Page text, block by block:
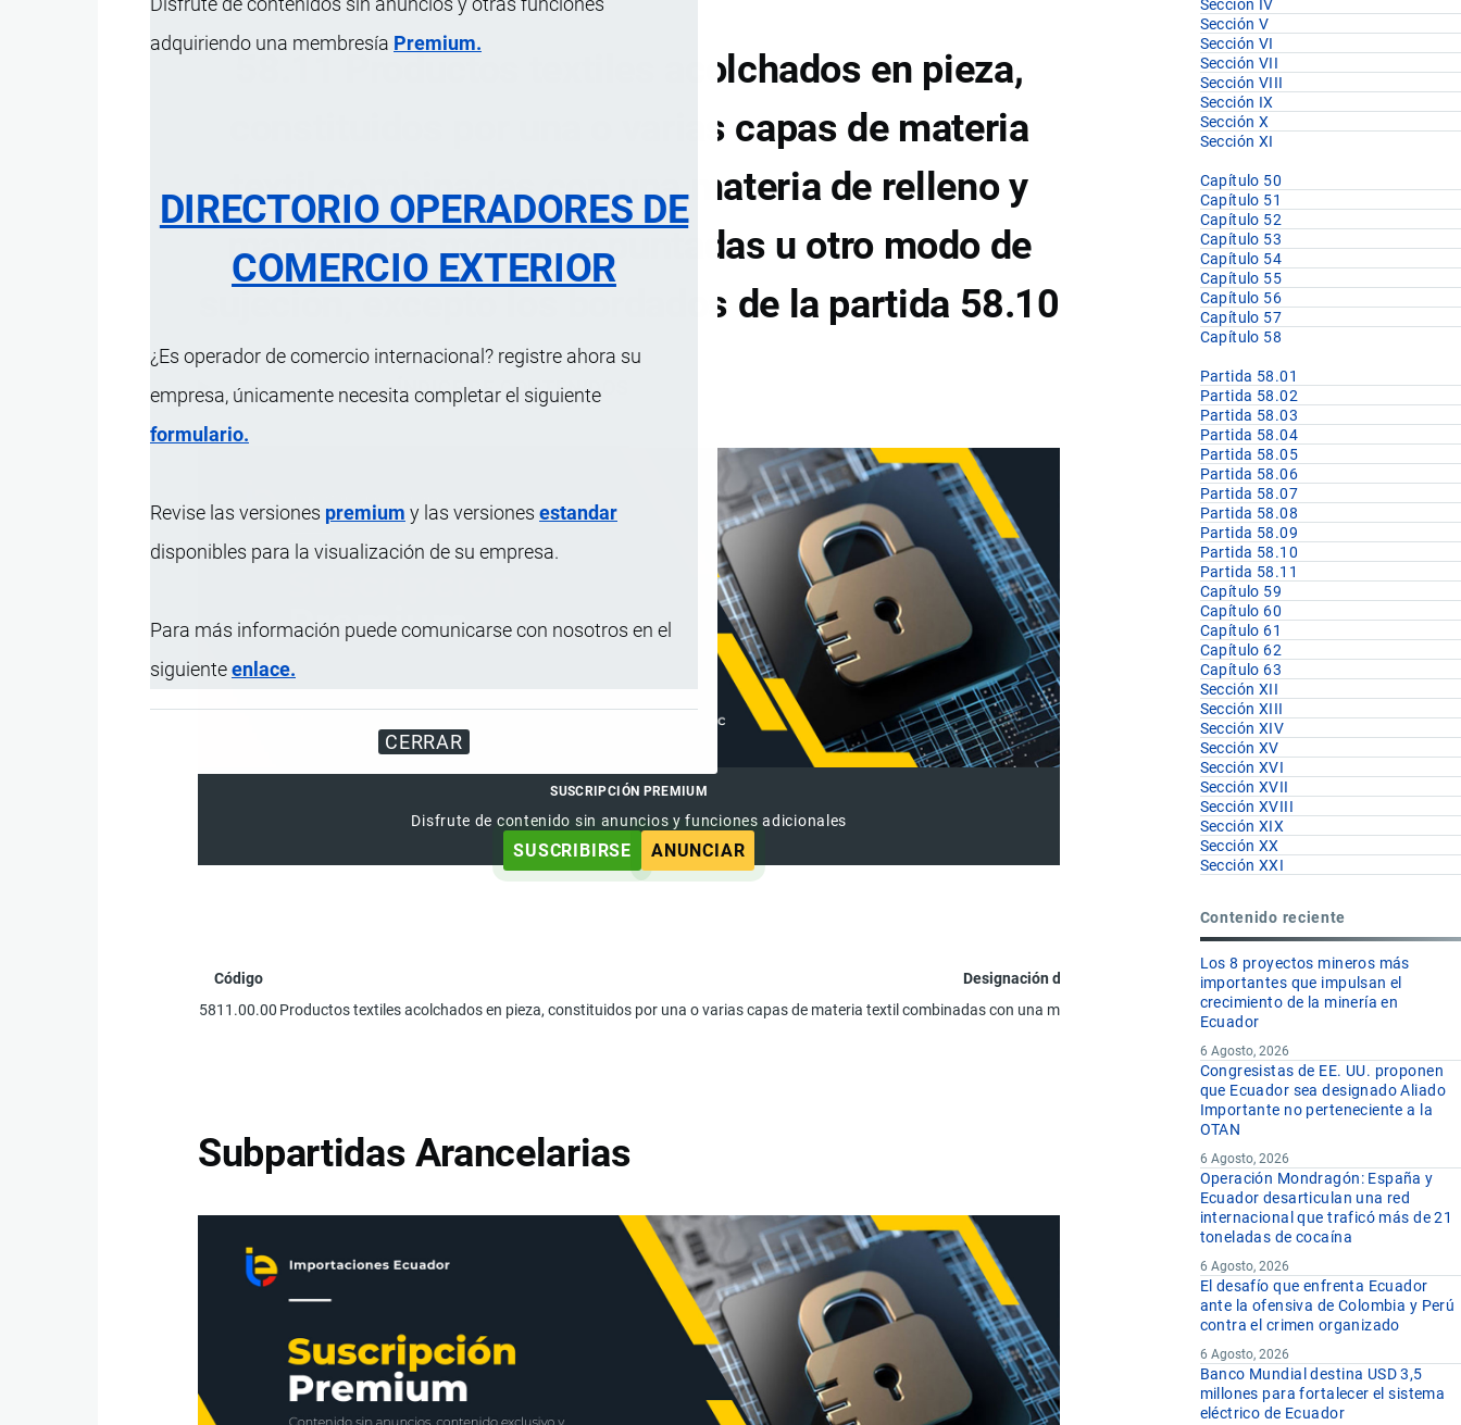
adquiriendo una membresía Premium.
DIRECTORIO OPERADORES DE
COMERCIO EXTERIOR
¿Es operador de comercio internacional? registre ahora su
empresa, únicamente necesita completar el siguiente
formulario.
Revise las versiones premium y las versiones estandar
disponibles para la visualización de su empresa.
Para más información puede comunicarse con nosotros en el
siguienteenlace.
CERRAR
58.11 Productos textiles acolchados en pieza,
constituidos por una o varias capas de materia
textil combinadas con una materia de relleno y
mantenidas mediante puntadas u otro modo de
sujeción, excepto los bordados de la partida 58.10
ÍNDICE DE CONTENIDOS
SUSCRIPCIÓN PREMIUM
Disfrute de contenido sin anuncios y funciones adicionales
SUSCRIBIRSE ANUNCIAR
Código
Designación de la Mercancía
5811.00.00 Productos textiles acolchados en pieza, constituidos por una o varias capas de materia textil combinadas con una materia de relleno y mantenidas mediante puntadas u otro
Subpartidas Arancelarias
Sección IV
Sección V
Sección VI
Sección VII
Sección VIII
Sección IX
Sección X
Sección XI
Capítulo 50
Capítulo 51
Capítulo 52
Capítulo 53
Capítulo 54
Capítulo 55
Capítulo 56
Capítulo 57
Capítulo 58
Partida 58.01
Partida 58.02
Partida 58.03
Partida 58.04
Partida 58.05
Partida 58.06
Partida 58.07
Partida 58.08
Partida 58.09
Partida 58.10
Partida 58.11
Capítulo 59
Capítulo 60
Capítulo 61
Capítulo 62
Capítulo 63
Sección XII
Sección XIII
Sección XIV
Sección XV
Sección XVI
Sección XVII
Sección XVIII
Sección XIX
Sección XX
Sección XXI
Contenido reciente
Los 8 proyectos mineros más
importantes que impulsan el
crecimiento de la minería en
Ecuador
6 Agosto, 2026
Congresistas de EE. UU. proponen
que Ecuador sea designado Aliado
Importante no perteneciente a la
OTAN
6 Agosto, 2026
Operación Mondragón: España y
Ecuador desarticulan una red
internacional que traficó más de 21
toneladas de cocaína
6 Agosto, 2026
El desafío que enfrenta Ecuador
ante la ofensiva de Colombia y Perú
contra el crimen organizado
6 Agosto, 2026
Banco Mundial destina USD 3,5
millones para fortalecer el sistema
eléctrico de Ecuador